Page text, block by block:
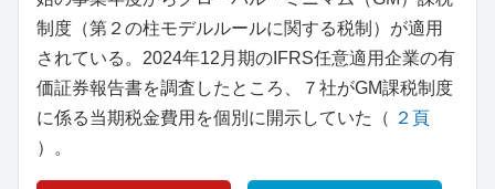
制度（第２の柱モデルルールに関する税制）が適用
されている。2024年12月期のIFRS任意適用企業の有
価証券報告書を調査したところ、７社がGM課税制度
に係る当期税金費用を個別に開示していた（ ２頁
）。